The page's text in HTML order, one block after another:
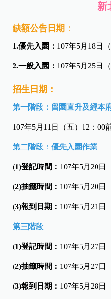
新
缺額公告日期：
1.優先入園： 107年5月18日
2.一般入園： 107年5月25日
招生日期：
第一階段：留園直升及經本
107年5月11日（五）12：00
第二階段：優先入園作業
(1)登記時間： 107年5月20日
(2)抽籤時間： 107年5月20日
(3)報到日期： 107年5月21日
第三階段
(1)登記時間： 107年5月27日
(2)抽籤時間： 107年5月27日
(3)報到日期： 107年5月28日